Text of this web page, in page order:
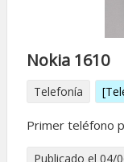
Nokia 1610
Telefonía
Primer teléfono
Publicado el 04/